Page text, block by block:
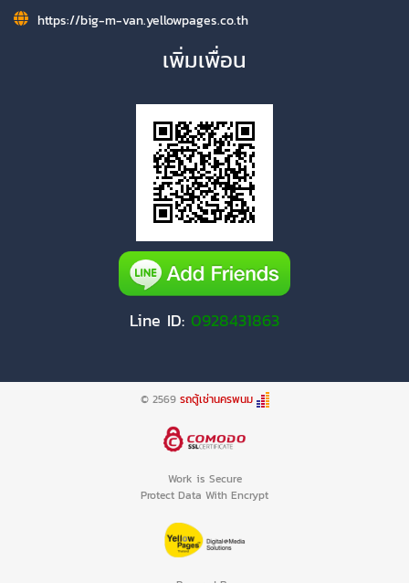
https://big-m-van.yellowpages.co.th
เพิ่มเพื่อน
Line ID: 0928431863
© 2569 รถตู้เช่านครพนม
Work is Secure
Protect Data With Encrypt